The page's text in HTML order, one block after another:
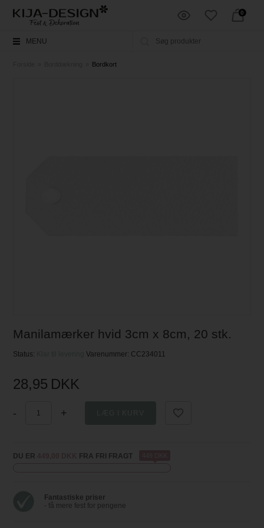
0
MENU
Bordkort
Manilamærker hvid 3cm x 8cm, 20 stk.
Status: Klar til leveringVarenummer: CC234011
28,95 DKK
- +
DU ER FRA FRI FRAGT
Fantastiske priser
- få mere fest for pengene